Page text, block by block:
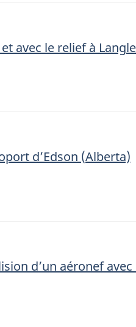
avec le relief à
d’Edson (Alberta)
d’un aéronef avec